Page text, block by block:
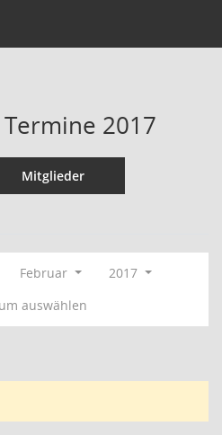
Termine 2017
Mitglieder
Februar
2017
auswählen